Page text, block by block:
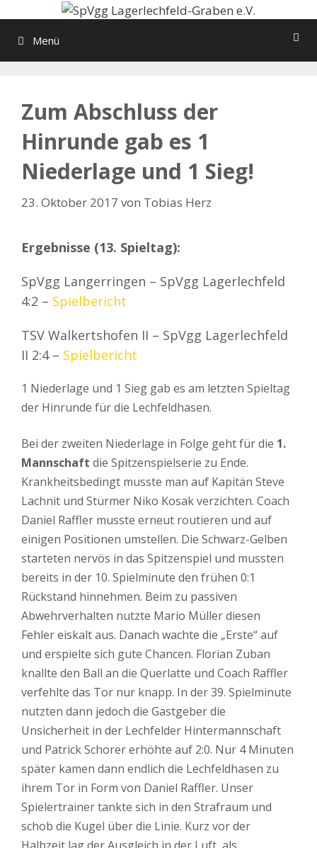
springen
Menü
Zum Abschluss der
Hinrunde gab es 1
Niederlage und 1 Sieg!
23. Oktober 2017 von Tobias Herz
Ergebnisse (13. Spieltag):
SpVgg Langerringen – SpVgg Lagerlechfeld
4:2 – Spielbericht
TSV Walkertshofen II – SpVgg Lagerlechfeld
II 2:4 – Spielbericht
1 Niederlage und 1 Sieg gab es am letzten Spieltag
der Hinrunde für die Lechfeldhasen.
Bei der zweiten Niederlage in Folge geht für die 1.
Mannschaft die Spitzenspielserie zu Ende.
Krankheitsbedingt musste man auf Kapitän Steve
Lachnit und Stürmer Niko Kosak verzichten. Coach
Daniel Raffler musste erneut routieren und auf
einigen Positionen umstellen. Die Schwarz-Gelben
starteten nervös in das Spitzenspiel und mussten
bereits in der 10. Spielminute den frühen 0:1
Rückstand hinnehmen. Beim zu passiven
Abwehrverhalten nutzte Mario Müller diesen
Fehler eiskalt aus. Danach wachte die „Erste“ auf
und erspielte sich gute Chancen. Florian Zuban
knallte den Ball an die Querlatte und Coach Raffler
verfehlte das Tor nur knapp. In der 39. Spielminute
nutzten dann jedoch die Gastgeber die
Unsicherheit in der Lechfelder Hintermannschaft
und Patrick Schorer erhöhte auf 2:0. Nur 4 Minuten
später kamen dann endlich die Lechfeldhasen zu
ihrem Tor in Form von Daniel Raffler. Unser
Spielertrainer tankte sich in den Strafraum und
schob die Kugel über die Linie. Kurz vor der